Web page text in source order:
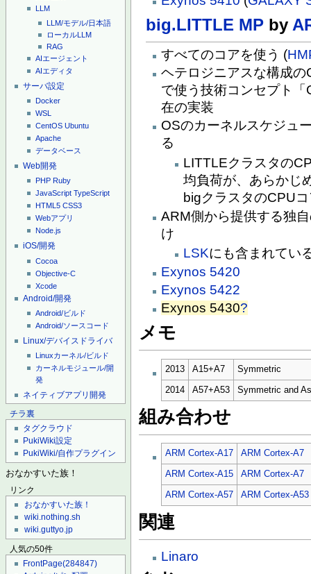
LLM
LLM/モデル/日本語
ローカルLLM
RAG
AIエージェント
AIエディタ
サーバ設定
Docker
WSL
CentOS Ubuntu
Apache
データベース
Web開発
PHP Ruby
JavaScript TypeScript
HTML5 CSS3
Webアプリ
Node.js
iOS/開発
Cocoa
Objective-C
Xcode
Android/開発
Android/ビルド
Android/ソースコード
Linux/デバイスドライバ
Linuxカーネル/ビルド
カーネルモジュール/開
発
ネイティブアプリ開発
チラ裏
タグクラウド
PukiWiki設定
PukiWiki/自作プラグイン
おなかすいた族！
リンク
おなかすいた族！
wiki.nothing.sh
wiki.guttyo.jp
人気の50件
FrontPage(284847)
big.LITTLE MP by
すべてのコアを使う (
ヘテロジニアスな構成
で使う技術コンセプト
在の実装
OSのカーネルスケジュ
る
LITTLEクラスタの
均負荷が、あらかじ
bigクラスタのCPU
ARM側から提供する独
け
LSKにも含まれてい
Exynos 5420
Exynos 5422
Exynos 5430?
メモ
2013 A15+A7 Symmetric
2014 A57+A53 Symmetric and
組み合わせ
ARM Cortex-A17 ARM Cortex-A7
ARM Cortex-A15 ARM Cortex-A7
ARM Cortex-A57 ARM Cortex-A53
関連
Linaro